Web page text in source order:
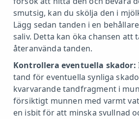
smutsig, kan du skölja den i
Lägg sedan tanden i en
saliv. Detta kan öka chansen att
återanvända tanden.
Kontrollera eventuella skador:
tand för eventuella synliga
kvarvarande tandfragment i
försiktigt munnen med varmt
en isbit för att minska svullnad